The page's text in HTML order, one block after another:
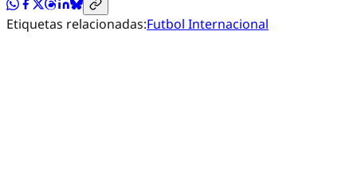
Etiquetas relacionadas:Futbol Internacional